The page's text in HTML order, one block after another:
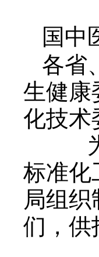
国中
各省
生健康
化技术
为
标准化
局组
们，供